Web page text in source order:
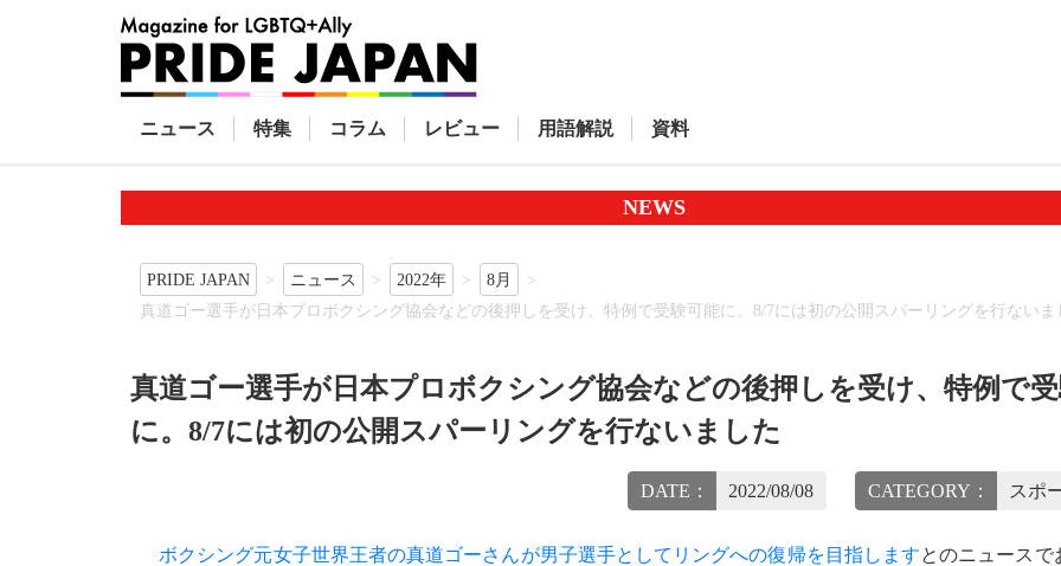
ニュース 特集 コラム レビュー 用語解説 資料
NEWS
PRIDE JAPAN ニュース 2022年
8月
真道ゴー選手が日本プロボクシング協会などの後押しを受け、特例で受験可能に。8/7には初の公開スパーリングを行ないま
真道ゴー選手が日本プロボクシング協会などの後押しを受け、特例で
に。8/7には初の公開スパーリングを行ないました
DATE： 2022/08/08 CATEGORY： スポ
ボクシング元女子世界王者の真道ゴーさんが男子選手としてリングへの復帰を目指しますとのニュースで